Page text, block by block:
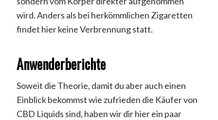
wird. Anders als bei herkömmlichen Zigaretten
findet hier keine Verbrennung statt.
Anwenderberichte
Soweit die Theorie, damit du aber auch einen
Einblick bekommst wie zufrieden die Käufer von
CBD Liquids sind, haben wir dir hier ein paar